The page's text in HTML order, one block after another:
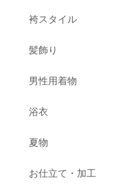
袴スタイル
髪飾り
男性用着物
浴衣
夏物
お仕立て・加工